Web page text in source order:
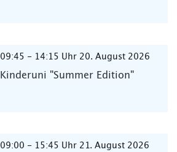
09:45 - 14:15 Uhr 20. August 2026
Kinderuni "Summer Edition"
09:00 - 15:45 Uhr 21. August 2026